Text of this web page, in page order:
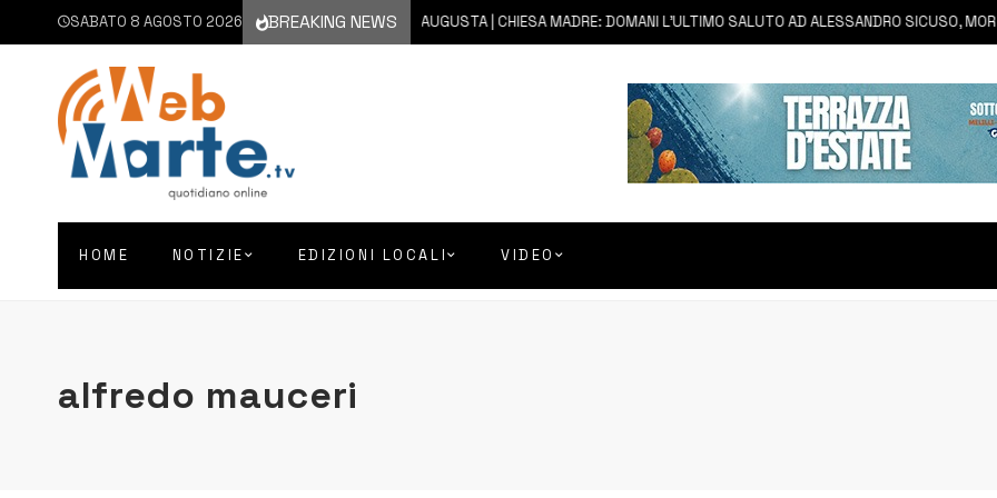
SABATO 8 AGOSTO 2026 BREAKING NEWS
8 AGOSTO 2026 AUGUSTA | CHIESA MADRE: DOMANI L’ULTIMO SALUTO AD ALESSANDRO SICUSO, MORTO
HOME NOTIZIE EDIZIONI LOCALI VIDEO
alfredo mauceri